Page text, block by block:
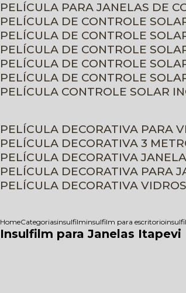
PELÍCULA PARA JANELAS DE
PELÍCULA DE CONTROLE
PELÍCULA DE CONTROLE
PELÍCULA DE CONTROLE
PELÍCULA DE CONTROLE
PELÍCULA DE CONTROLE
PELÍCULA CONTROLE SOLAR
PELÍCULA DECORATIVA PARA
PELÍCULA DECORATIVA 3
PELÍCULA DECORATIVA JANELA
PELÍCULA DECORATIVA PARA
PELÍCULA DECORATIVA VIDROS
HomeCategoriasinsulfilminsulfilm para escritorio
Insulfilm para Janelas Itapevi